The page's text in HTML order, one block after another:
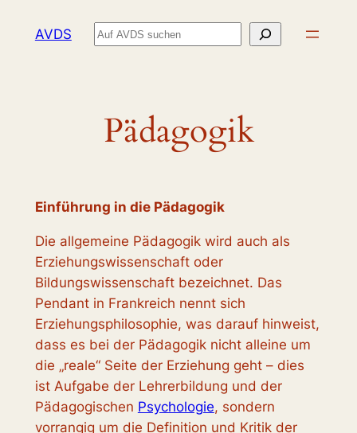
InhaltAVDS Suchen
Pädagogik
Einführung in die Pädagogik
Die allgemeine Pädagogik wird auch als
Erziehungswissenschaft oder
Bildungswissenschaft bezeichnet. Das
Pendant in Frankreich nennt sich
Erziehungsphilosophie, was darauf hinweist,
dass es bei der Pädagogik nicht alleine um
die „reale“ Seite der Erziehung geht – dies
ist Aufgabe der Lehrerbildung und der
Pädagogischen Psychologie, sondern
vorrangig um die Definition und Kritik der